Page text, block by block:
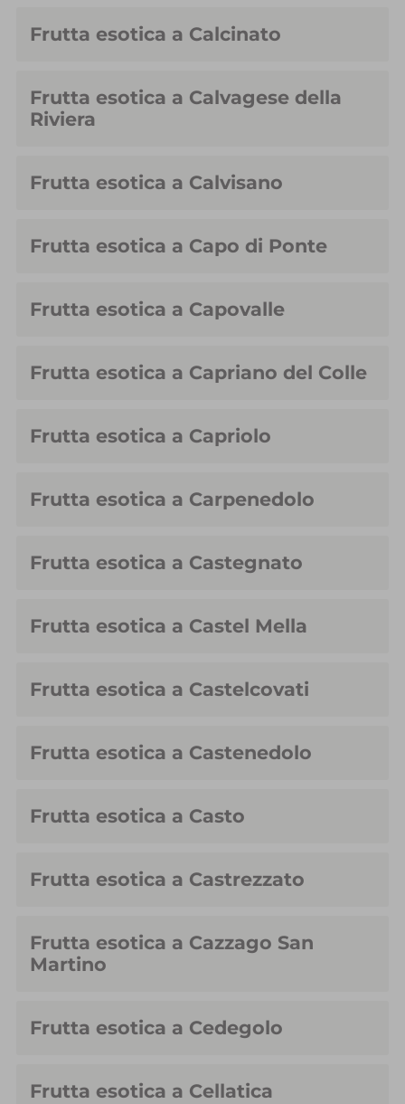
Frutta esotica a Calcinato
Frutta esotica a Calvagese della
Riviera
Frutta esotica a Calvisano
Frutta esotica a Capo di Ponte
Frutta esotica a Capovalle
Frutta esotica a Capriano del Colle
Frutta esotica a Capriolo
Frutta esotica a Carpenedolo
Frutta esotica a Castegnato
Frutta esotica a Castel Mella
Frutta esotica a Castelcovati
Frutta esotica a Castenedolo
Frutta esotica a Casto
Frutta esotica a Castrezzato
Frutta esotica a Cazzago San
Martino
Frutta esotica a Cedegolo
Frutta esotica a Cellatica